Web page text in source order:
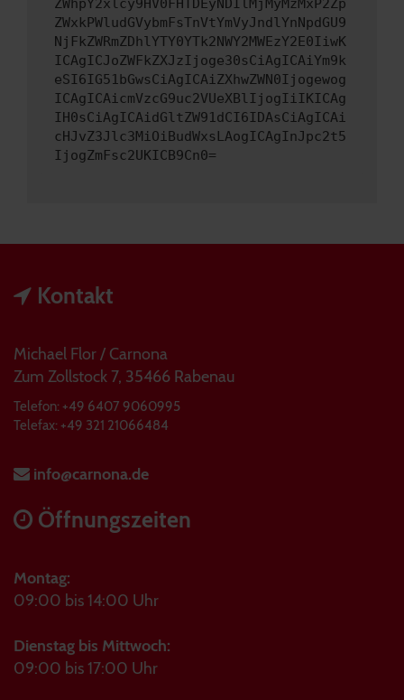
ZWhpY2xlcy9HV0FHTDEyNDIlMjMyMzMxP2Zp
ZWxkPWludGVybmFsTnVtYmVyJndlYnNpdGU9
NjFkZWRmZDhlYTY0YTk2NWY2MWEzY2E0IiwK
ICAgICJoZWFkZXJzIjoge30sCiAgICAiYm9k
eSI6IG51bGwsCiAgICAiZXhwZWN0Ijogewog
ICAgICAicmVzcG9uc2VUeXBlIjogIiIKICAg
IH0sCiAgICAidGltZW91dCI6IDAsCiAgICAi
cHJvZ3Jlc3MiOiBudWxsLAogICAgInJpc2t5
IjogZmFsc2UKICB9Cn0=
Kontakt
Michael Flor / Carnona
Zum Zollstock 7, 35466 Rabenau
Telefon: +49 6407 9060995
Telefax: +49 321 21066484
info@carnona.de
Öffnungszeiten
Montag:
09:00 bis 14:00 Uhr
Dienstag bis Mittwoch:
09:00 bis 17:00 Uhr